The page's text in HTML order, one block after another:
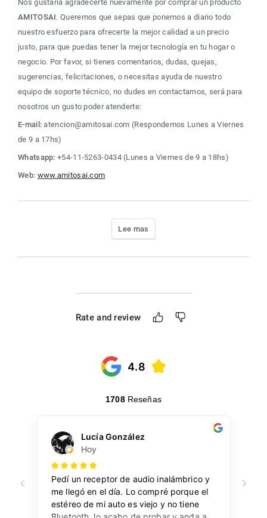
Nos gustaría agradecerte nuevamente por comprar un producto
AMITOSAI. Queremos que sepas que ponemos a diario todo
nuestro esfuerzo para ofrecerte la mejor calidad a un precio
justo, para que puedas tener la mejor tecnología en tu hogar o
negocio. Por favor, si tienes comentarios, dudas, quejas,
sugerencias, felicitaciones, o necesitas ayuda de nuestro
equipo de soporte técnico, no dudes en contactarnos, será para
nosotros un gusto poder atenderte:
E-mail: atencion@amitosai.com (Respondemos Lunes a Viernes
de 9 a 17hs)
Whatsapp: +54-11-5263-0434 (Lunes a Viernes de 9 a 18hs)
Web: www.amitosai.com
Lee mas
Rate and review